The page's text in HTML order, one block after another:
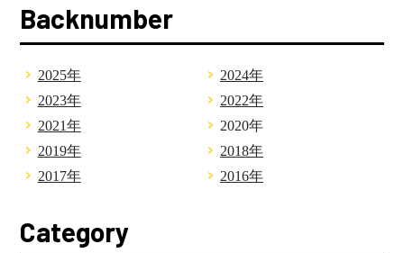
Backnumber
2025年
2024年
2023年
2022年
2021年
2020年
2019年
2018年
2017年
2016年
Category